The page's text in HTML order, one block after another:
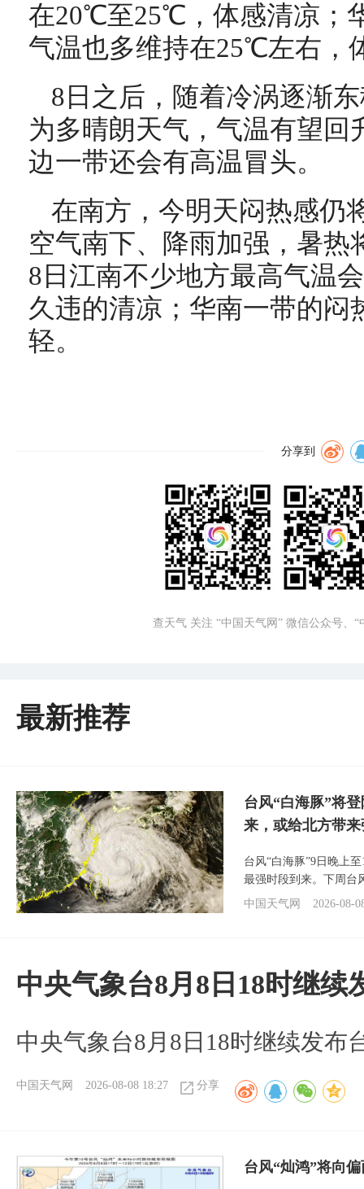
在20℃至25℃，体感清凉；
气温也多维持在25℃左右，
8日之后，随着冷涡逐渐
为多晴朗天气，气温有望
边一带还会有高温冒头。
在南方，今明天闷热感仍
空气南下、降雨加强，暑热
8日江南不少地方最高气温
久违的清凉；华南一带的闷
轻。
分享到
查天气 关注 “中国天气网” 微信公众号、
最新推荐
台风“白海豚”将
来，或给北方带
台风“白海豚”9日晚上
最强时段到来。下周台
中国天气网
2026-08-
中央气象台8月8日18时继续
中央气象台8月8日18时继续发布
中国天气网 2026-08-08 18:27 分享
台风“灿鸿”将向